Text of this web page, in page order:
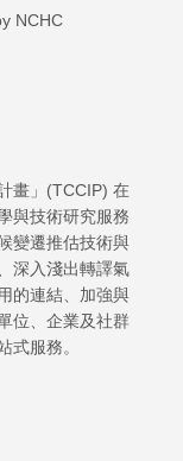
NCHC
畫」(TCCIP) 在
與技術研究服務
變遷推估技術與
深入淺出轉譯氣
的連結、加強與
位、企業及社群
式服務。